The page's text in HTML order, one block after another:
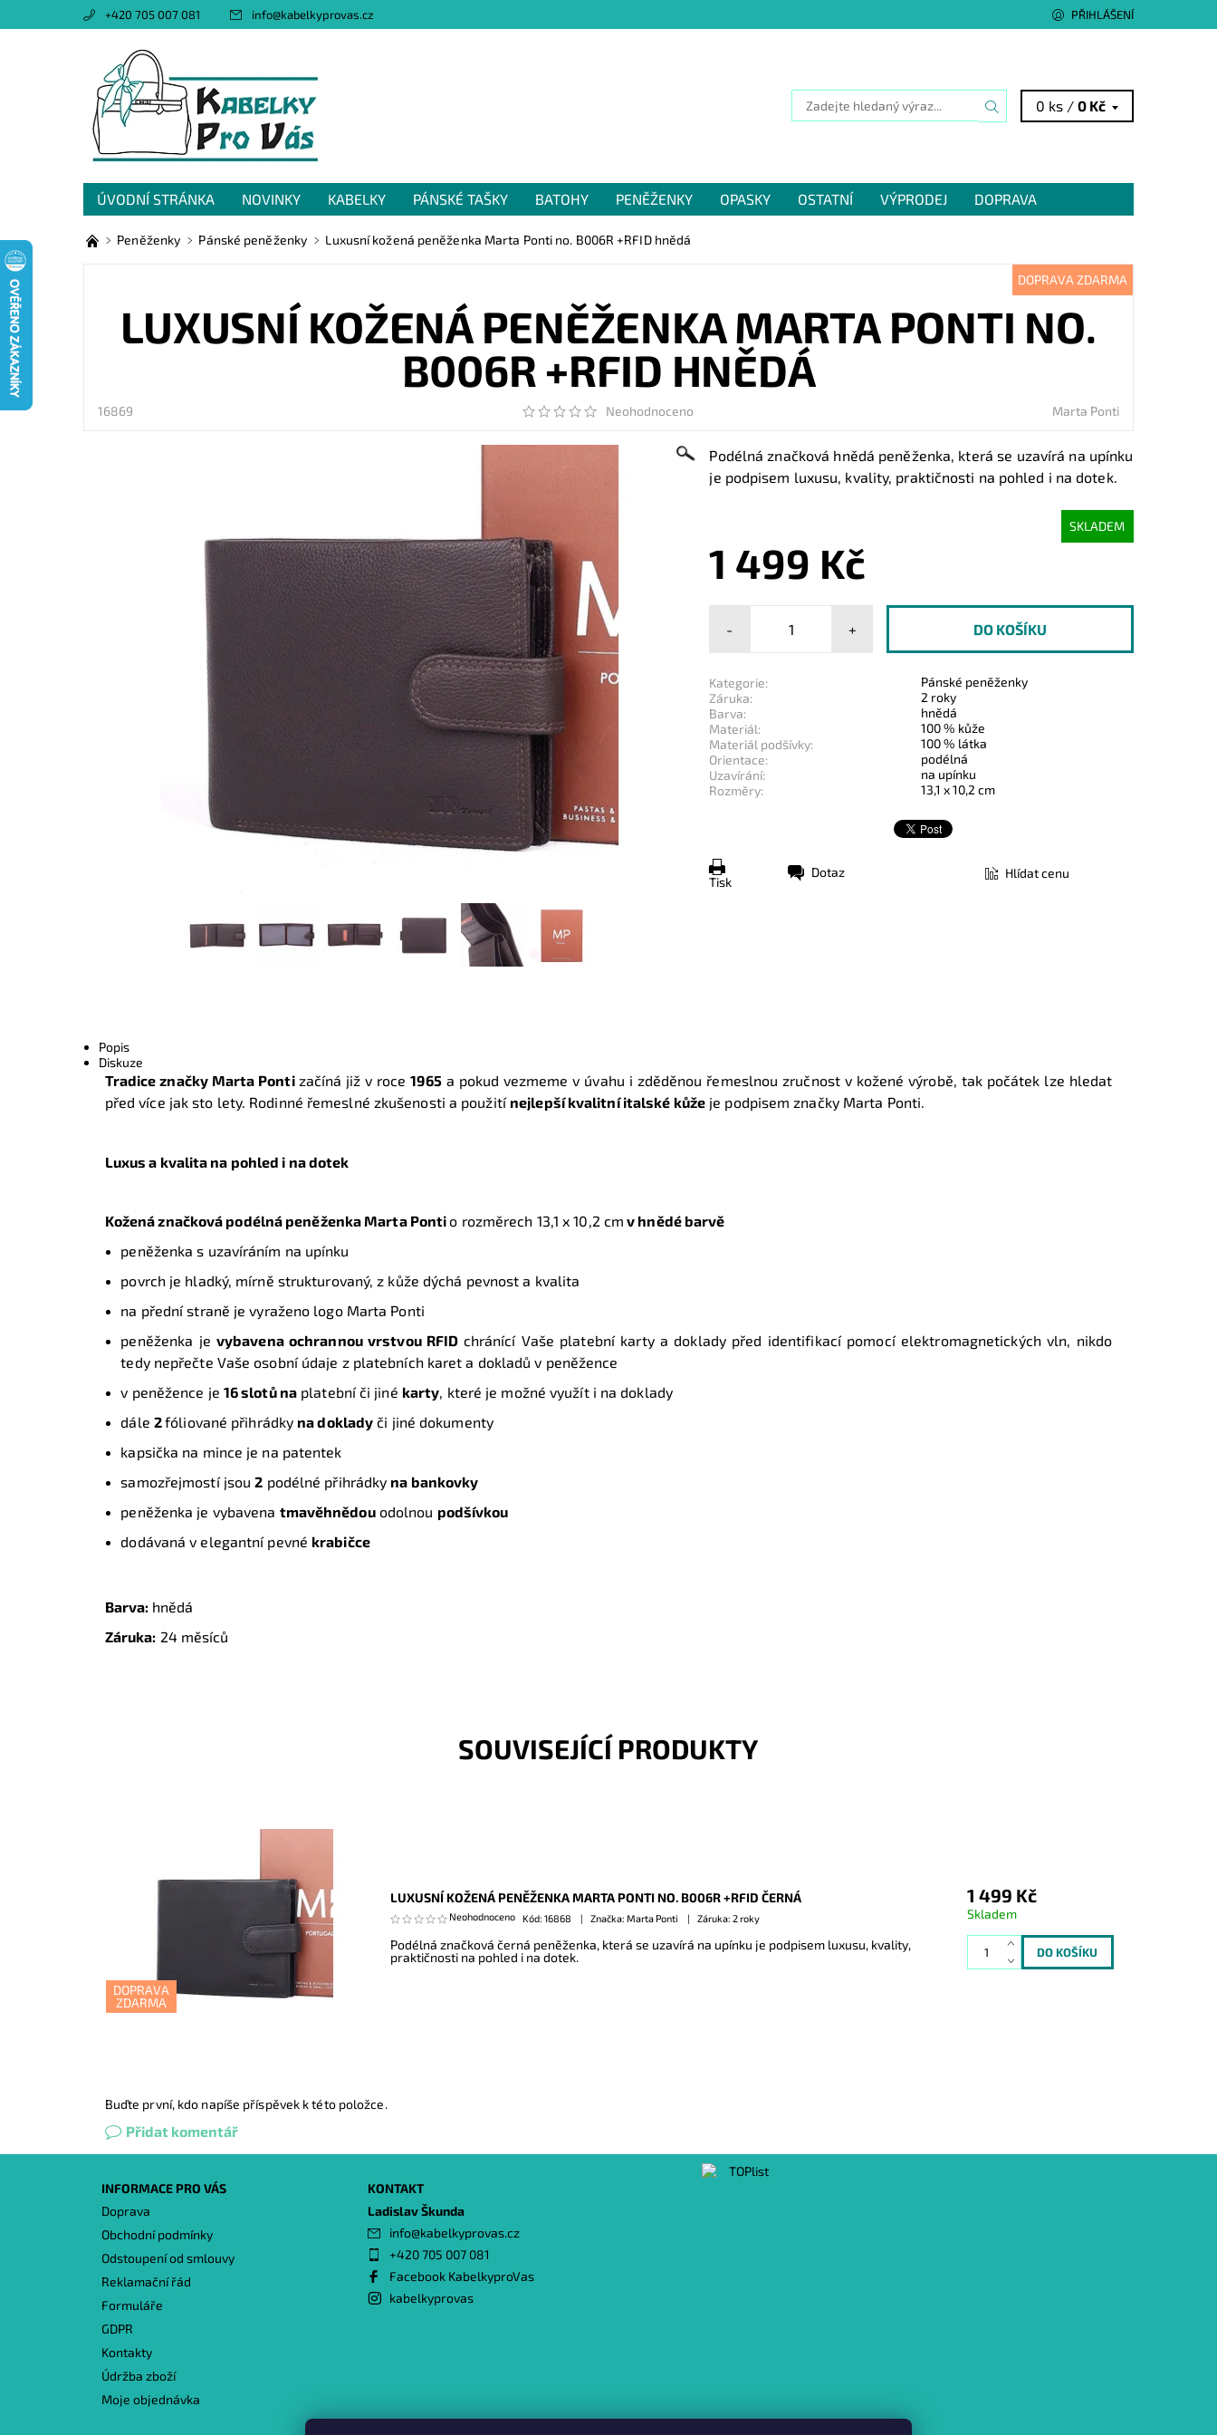
+420 705 007 081 info@kabelkyprovas.cz PŘIHLÁŠENÍ
0 ks /0 Kč
ÚVODNÍ STRÁNKA NOVINKY KABELKY PÁNSKÉ TAŠKY BATOHY PENĚŽENKY OPASKY OSTATNÍ VÝPRODEJ
DOPRAVA
OBCHODNÍ PODMÍNKY
GDPR NAPIŠTE NÁM
Peněženky Pánské peněženky Luxusní kožená peněženka Marta Ponti no. B006R +RFID hnědá
DOPRAVA ZDARMA
LUXUSNÍ KOŽENÁ PENĚŽENKA MARTA PONTI NO.
B006R +RFID HNĚDÁ
16869 Neohodnoceno Marta Ponti
Podélná značková hnědá peněženka, která se uzavírá na upínku
je podpisem luxusu, kvality, praktičnosti na pohled i na dotek.
SKLADEM
1 499 Kč
- +
Kategorie:
Pánské peněženky
Záruka:
2 roky
Barva:
hnědá
Materiál:
100 % kůže
Materiál podšívky:
100 % látka
Orientace:
podélná
Uzavírání:
na upínku
Rozměry:
13,1 x 10,2 cm
Tisk
Dotaz Hlídat cenu
Popis
Diskuze
Tradice značky Marta Ponti začíná již v roce1965a pokud vezmeme v úvahu i zděděnou řemeslnou zručnost v kožené výrobě, tak počátek lze hledat
před více jak sto lety. Rodinné řemeslné zkušenosti a použití nejlepší kvalitní italské kůže je podpisem značky Marta Ponti.
Luxus a kvalita na pohled i na dotek
Kožená značková podélná peněženka Marta Pontio rozměrech 13,1 x 10,2 cm v hnědé barvě
peněženka s uzavíráním na upínku
povrch je hladký, mírně strukturovaný, z kůže dýchá pevnost a kvalita
na přední straně je vyraženo logo Marta Ponti
peněženka je vybavena ochrannou vrstvou RFID chránící Vaše platební karty a doklady před identifikací pomocí elektromagnetických vln, nikdo
tedy nepřečte Vaše osobní údaje z platebních karet a dokladů v peněžence
v peněžence je 16 slotů na platební či jiné karty , které je možné využít i na doklady
dále 2fóliované přihrádky na doklady či jiné dokumenty
kapsička na mince je na patentek
samozřejmostí jsou2 podélné přihrádky na bankovky
peněženka je vybavena tmavěhnědouodolnou podšívkou
dodávaná v elegantní pevné krabičce
Barva: hnědá
Záruka: 24 měsíců
SOUVISEJÍCÍ PRODUKTY
DOPRAVA
ZDARMA
LUXUSNÍ KOŽENÁ PENĚŽENKA MARTA PONTI NO. B006R +RFID ČERNÁ
Neohodnoceno Kód: 16868 Značka: Marta Ponti Záruka: 2 roky
Podélná značková černá peněženka, která se uzavírá na upínku je podpisem luxusu, kvality,
praktičnosti na pohled i na dotek.
1 499 Kč
Skladem
Buďte první, kdo napíše příspěvek k této položce.
Přidat komentář
INFORMACE PRO VÁS
Doprava
Obchodní podmínky
Odstoupení od smlouvy
Reklamační řád
Formuláře
GDPR
Kontakty
Údržba zboží
Moje objednávka
KONTAKT
Ladislav Škunda
info@kabelkyprovas.cz
+420 705 007 081
Facebook KabelkyproVas
kabelkyprovas